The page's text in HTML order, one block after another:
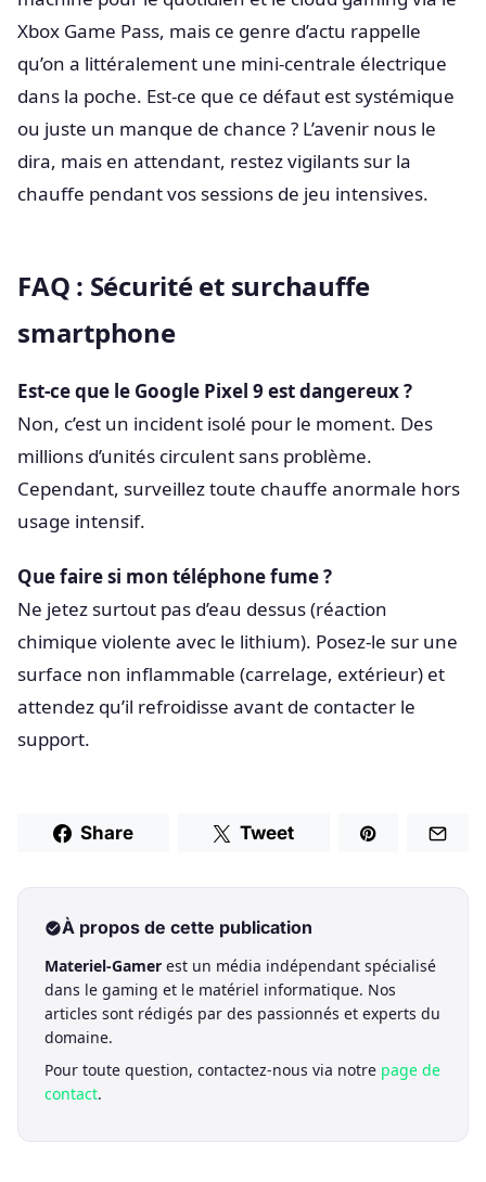
Xbox Game Pass, mais ce genre d’actu rappelle
qu’on a littéralement une mini-centrale électrique
dans la poche. Est-ce que ce défaut est systémique
ou juste un manque de chance ? L’avenir nous le
dira, mais en attendant, restez vigilants sur la
chauffe pendant vos sessions de jeu intensives.
FAQ : Sécurité et surchauffe
smartphone
Est-ce que le Google Pixel 9 est dangereux ?
Non, c’est un incident isolé pour le moment. Des
millions d’unités circulent sans problème.
Cependant, surveillez toute chauffe anormale hors
usage intensif.
Que faire si mon téléphone fume ?
Ne jetez surtout pas d’eau dessus (réaction
chimique violente avec le lithium). Posez-le sur une
surface non inflammable (carrelage, extérieur) et
attendez qu’il refroidisse avant de contacter le
support.
Share Tweet
À propos de cette publication
Materiel-Gamer est un média indépendant spécialisé
dans le gaming et le matériel informatique. Nos
articles sont rédigés par des passionnés et experts du
domaine.
Pour toute question, contactez-nous via notre page de
contact.